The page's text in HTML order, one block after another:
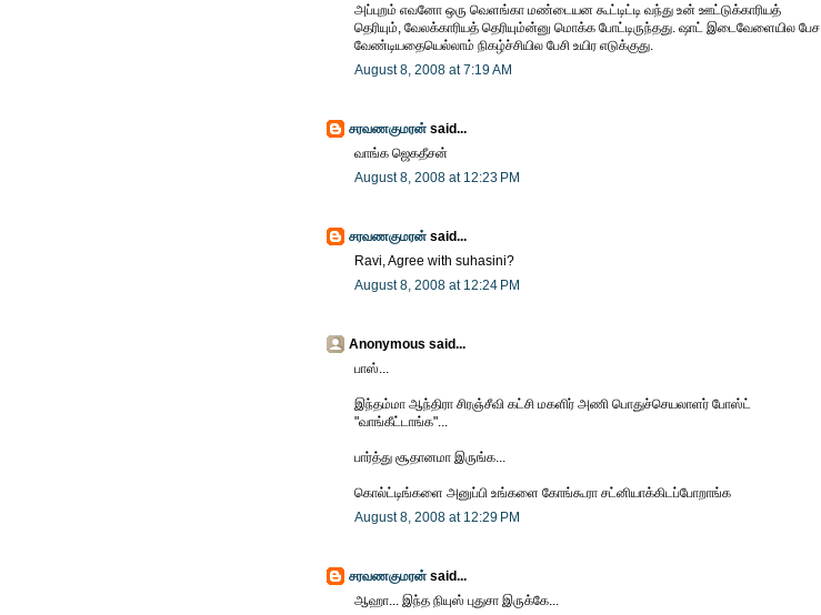
அப்புறம் எவனோ ஒரு வெளங்கா மண்டையன கூட்டிட்டி வந்து உன் ஊட்டுக்காரியத்
தெரியும், வேலக்காரியத் தெரியும்ன்னு மொக்க போட்டிருந்தது. ஷாட் இடைவேளையில பேச
வேண்டியதையெல்லாம் நிகழ்ச்சியில பேசி உயிர எடுக்குது.
August 8, 2008 at 7:19 AM
சரவணகுமரன் said...
வாங்க ஜெகதீசன்
August 8, 2008 at 12:23 PM
சரவணகுமரன் said...
Ravi, Agree with suhasini?
August 8, 2008 at 12:24 PM
Anonymous said...
பாஸ்...
இந்தம்மா ஆந்திரா சிரஞ்சீவி கட்சி மகளிர் அணி பொதுச்செயலாளர் போஸ்ட்
"வாங்கீட்டாங்க"...
பார்த்து சூதானமா இருங்க...
கொல்ட்டிங்களை அனுப்பி உங்களை கோங்கூரா சட்னியாக்கிடப்போறாங்க
August 8, 2008 at 12:29 PM
சரவணகுமரன் said...
ஆஹா... இந்த நியுஸ் புதுசா இருக்கே...